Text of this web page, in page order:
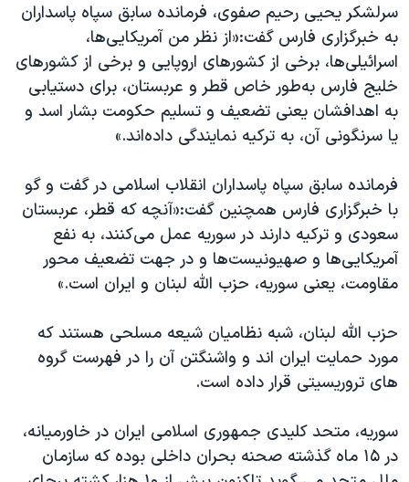
دادگاه حمید نوری
چهل سال گروگان‌گیری
قانون شفافیت دارائی کادر رهبری ایران
اعتراضات مردمی آبان ۹۸
اسرائیل در جنگ
همایش محافظه‌کاران آمریکا «سی‌پک»
صفحه‌های ویژه
سفر پرزیدنت ترامپ به چین
سرلشکر یحیی رحیم صفوی، فرمانده سابق سپاه پاسداران
به خبرگزاری فارس گفت‫:‬‌«از نظر من آمریکایی‌ها،
اسرائیلی‌ها، برخی از کشورهای اروپایی و برخی از کشورهای
خلیج فارس به‌طور خاص قطر و عربستان، برای دستیابی
به اهدافشان یعنی تضعیف و تسلیم حکومت بشار اسد و
یا سرنگونی آن، به ترکیه نمایندگی داده‌اند.»
فرمانده سابق سپاه پاسداران انقلاب اسلامی در گفت و گو
با خبرگزاری فارس همچنین گفت‫:‬‌«آنچه که قطر، عربستان
سعودی و ترکیه دارند در سوریه عمل می‌کنند، به نفع
آمریکایی‌ها و صهیونیست‌ها و در جهت تضعیف محور
مقاومت، یعنی سوریه، حزب الله لبنان و ایران است.»
حزب الله لبنان، شبه نظامیان شیعه مسلحی هستند که
مورد حمایت ایران اند و واشنگتن آن را در فهرست گروه
های تروریسیتی قرار داده است‫.‬
سوریه، متحد کلیدی جمهوری اسلامی ایران در خاورمیانه،
در ۱۵ ماه گذشته صحنه بحران داخلی بوده که سازمان